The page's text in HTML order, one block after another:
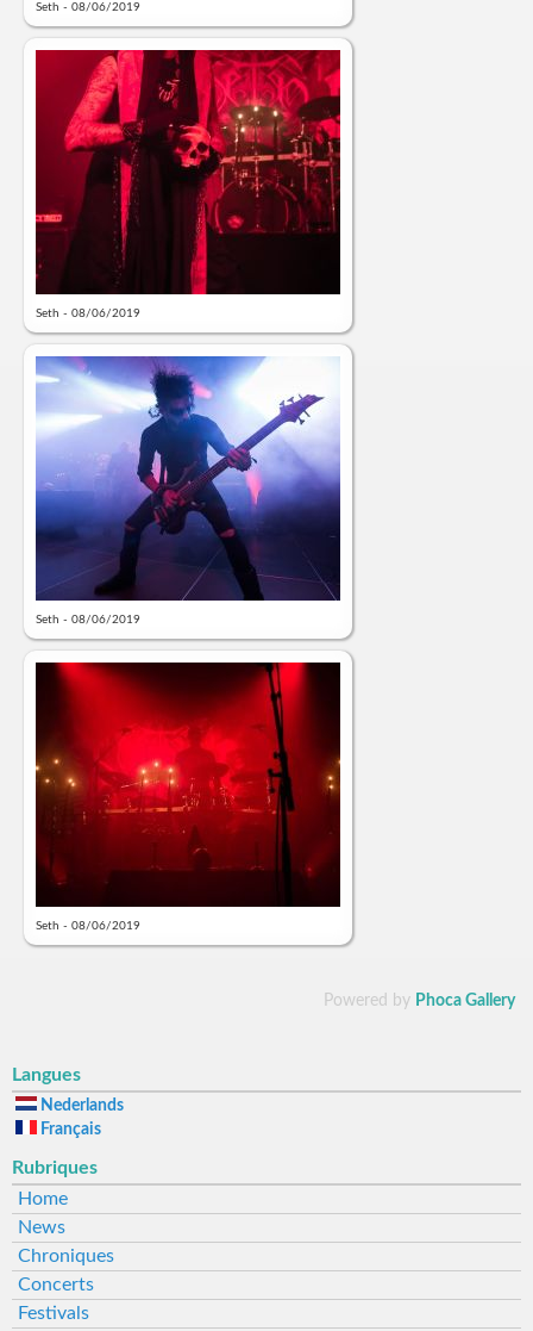
Seth - 08/06/2019
Seth - 08/06/2019
Seth - 08/06/2019
Seth - 08/06/2019
Powered by Phoca Gallery
Langues
Nederlands
Français
Rubriques
Home
News
Chroniques
Concerts
Festivals